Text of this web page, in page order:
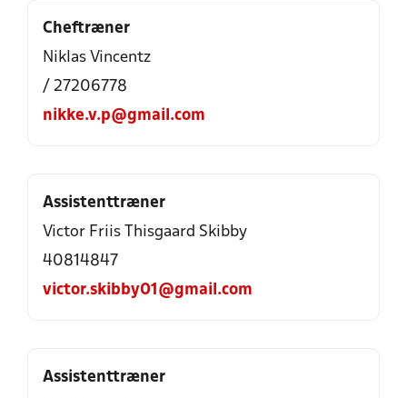
Cheftræner
Niklas Vincentz
/ 27206778
nikke.v.p@gmail.com
Assistenttræner
Victor Friis Thisgaard Skibby
40814847
victor.skibby01@gmail.com
Assistenttræner